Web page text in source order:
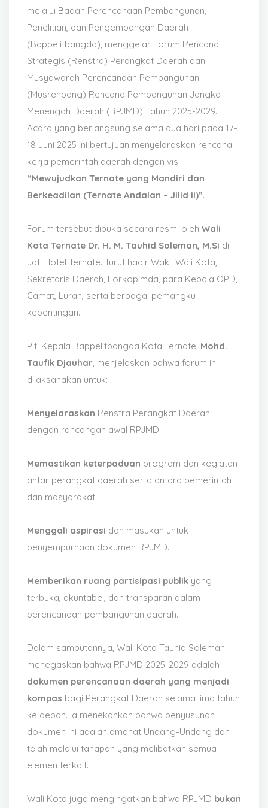
melalui Badan Perencanaan Pembangunan,
Penelitian, dan Pengembangan Daerah
(Bappelitbangda), menggelar Forum Rencana
Strategis (Renstra) Perangkat Daerah dan
Musyawarah Perencanaan Pembangunan
(Musrenbang) Rencana Pembangunan Jangka
Menengah Daerah (RPJMD) Tahun 2025-2029.
Acara yang berlangsung selama dua hari pada 17-
18 Juni 2025 ini bertujuan menyelaraskan rencana
kerja pemerintah daerah dengan visi
“Mewujudkan Ternate yang Mandiri dan
Berkeadilan (Ternate Andalan – Jilid II)”.
Forum tersebut dibuka secara resmi oleh Wali
Kota Ternate Dr. H. M. Tauhid Soleman, M.Si di
Jati Hotel Ternate. Turut hadir Wakil Wali Kota,
Sekretaris Daerah, Forkopimda, para Kepala OPD,
Camat, Lurah, serta berbagai pemangku
kepentingan.
Plt. Kepala Bappelitbangda Kota Ternate, Mohd.
Taufik Djauhar, menjelaskan bahwa forum ini
dilaksanakan untuk:
Menyelaraskan Renstra Perangkat Daerah
dengan rancangan awal RPJMD.
Memastikan keterpaduan program dan kegiatan
antar perangkat daerah serta antara pemerintah
dan masyarakat.
Menggali aspirasi dan masukan untuk
penyempurnaan dokumen RPJMD.
Memberikan ruang partisipasi publik yang
terbuka, akuntabel, dan transparan dalam
perencanaan pembangunan daerah.
Dalam sambutannya, Wali Kota Tauhid Soleman
menegaskan bahwa RPJMD 2025-2029 adalah
dokumen perencanaan daerah yang menjadi
kompas bagi Perangkat Daerah selama lima tahun
ke depan. Ia menekankan bahwa penyusunan
dokumen ini adalah amanat Undang-Undang dan
telah melalui tahapan yang melibatkan semua
elemen terkait.
Wali Kota juga mengingatkan bahwa RPJMD bukan